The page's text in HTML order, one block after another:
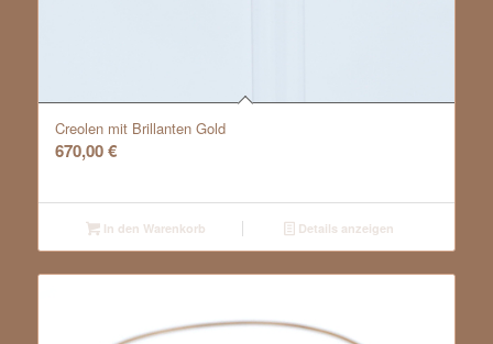
Creolen mit Brillanten Gold
670,00€
In den Warenkorb Details anzeigen